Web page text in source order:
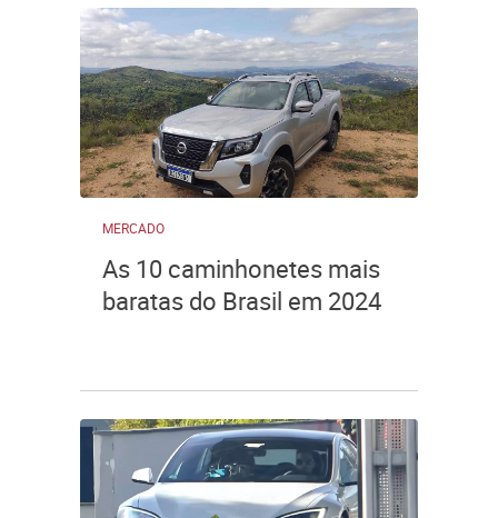
MERCADO
As 10 caminhonetes mais
baratas do Brasil em 2024